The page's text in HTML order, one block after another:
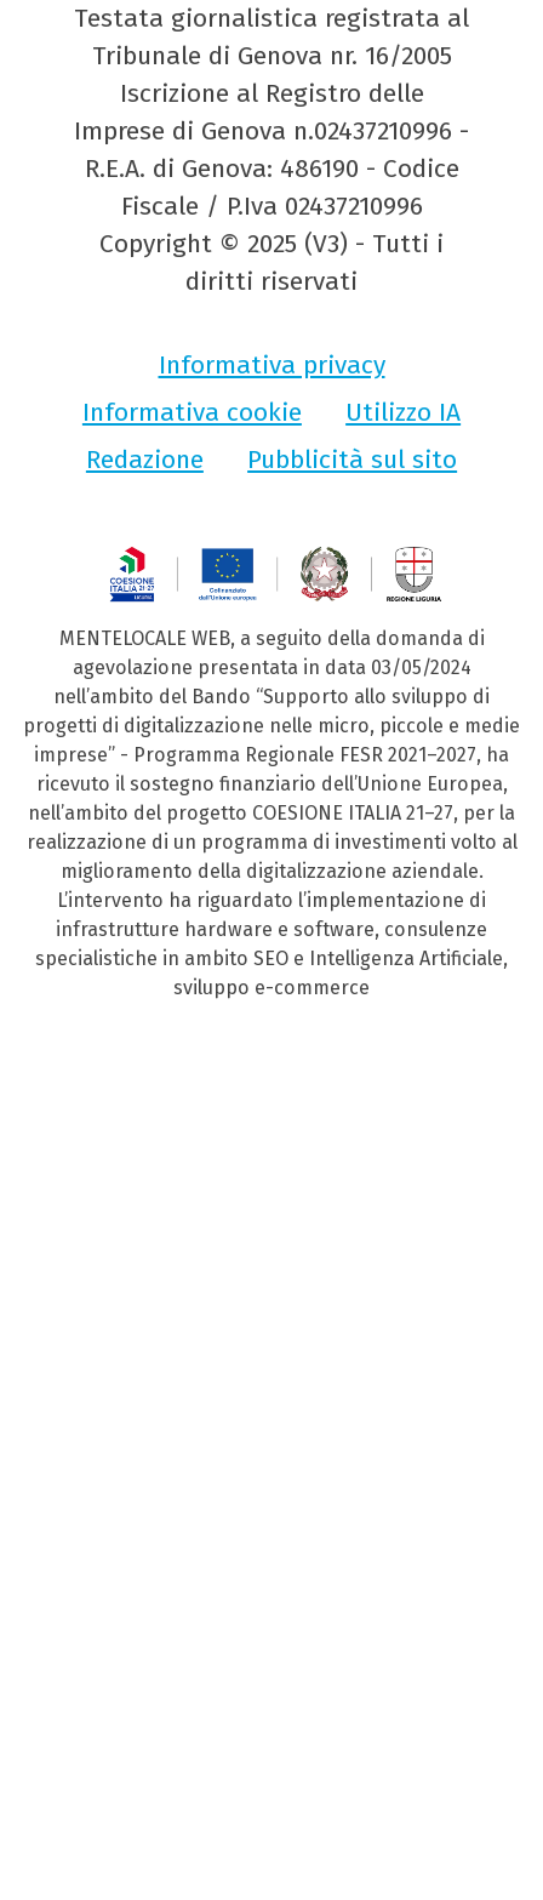
Testata giornalistica registrata al
Tribunale di Genova nr. 16/2005
Iscrizione al Registro delle
Imprese di Genova n.02437210996 -
R.E.A. di Genova: 486190 - Codice
Fiscale / P.Iva 02437210996
Copyright © 2025 (V3) - Tutti i
diritti riservati
Informativa privacy
Informativa cookie
Utilizzo IA
Redazione
Pubblicità sul sito
MENTELOCALE WEB, a seguito della domanda di
agevolazione presentata in data 03/05/2024
nell’ambito del Bando “Supporto allo sviluppo di
progetti di digitalizzazione nelle micro, piccole e medie
imprese” - Programma Regionale FESR 2021–2027, ha
ricevuto il sostegno finanziario dell’Unione Europea,
nell’ambito del progetto COESIONE ITALIA 21–27, per la
realizzazione di un programma di investimenti volto al
miglioramento della digitalizzazione aziendale.
L’intervento ha riguardato l’implementazione di
infrastrutture hardware e software, consulenze
specialistiche in ambito SEO e Intelligenza Artificiale,
sviluppo e-commerce